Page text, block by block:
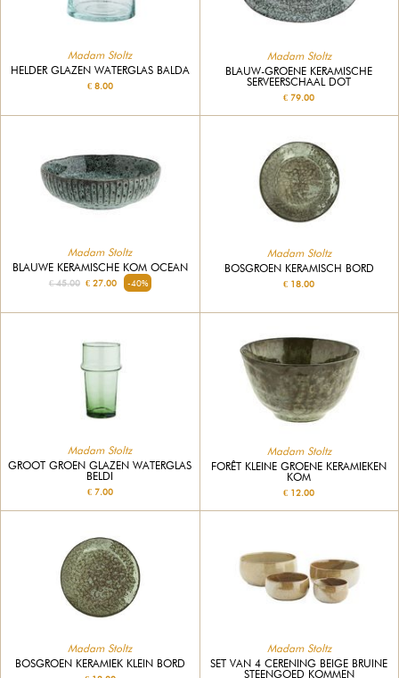
Madam Stoltz
HELDER GLAZEN WATERGLAS BALDA
€ 8.00
Madam Stoltz
BLAUW-GROENE KERAMISCHE
SERVEERSCHAAL DOT
€ 79.00
Madam Stoltz
BLAUWE KERAMISCHE KOM OCEAN
€ 45.00€ 27.00 -40%
Madam Stoltz
BOSGROEN KERAMISCH BORD
€ 18.00
Madam Stoltz
GROOT GROEN GLAZEN WATERGLAS
BELDI
€ 7.00
Madam Stoltz
FORÊT KLEINE GROENE KERAMIEKEN
KOM
€ 12.00
Madam Stoltz
BOSGROEN KERAMIEK KLEIN BORD
Madam Stoltz
SET VAN 4 CERENING BEIGE BRUINE
STEENGOED KOMMEN